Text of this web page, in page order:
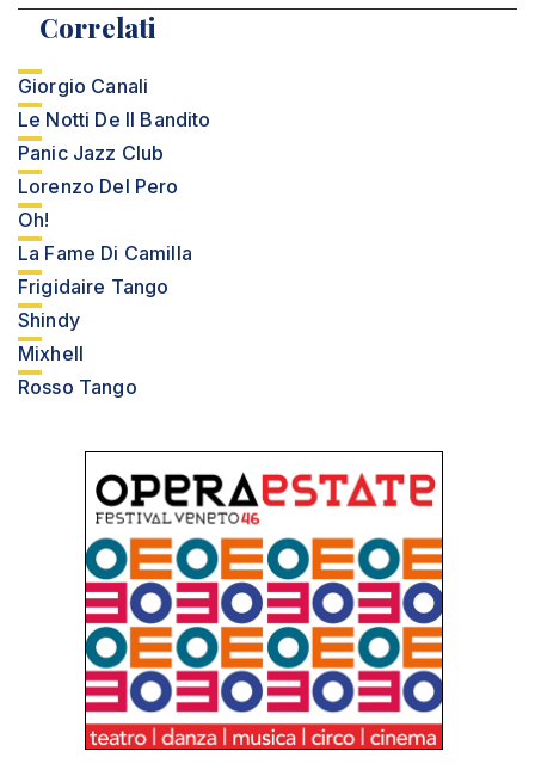
Correlati
Giorgio Canali
Le Notti De Il Bandito
Panic Jazz Club
Lorenzo Del Pero
Oh!
La Fame Di Camilla
Frigidaire Tango
Shindy
Mixhell
Rosso Tango